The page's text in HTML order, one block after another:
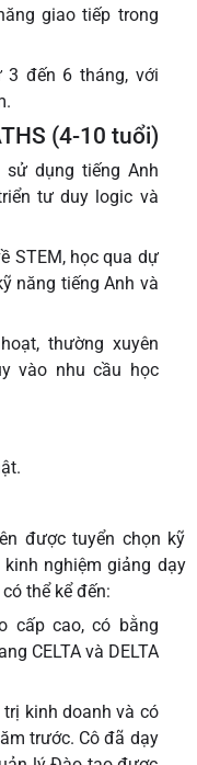
giao tiếp trong
3 đến 6 tháng, với
(4-10 tuổi)
dụng tiếng Anh
tư duy logic và
STEM, học qua dự
năng tiếng Anh và
thường xuyên
vào nhu cầu học
được tuyển chọn kỹ
nghiệm giảng dạy
thể kể đến:
cấp cao, có bằng
CELTA và DELTA
kinh doanh và có
trước. Cô đã dạy